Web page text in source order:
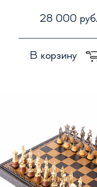
28 000 руб.
В корзину